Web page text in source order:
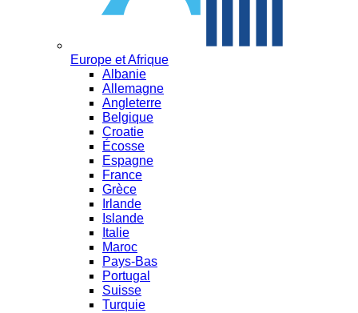
Europe et Afrique
Albanie
Allemagne
Angleterre
Belgique
Croatie
Écosse
Espagne
France
Grèce
Irlande
Islande
Italie
Maroc
Pays-Bas
Portugal
Suisse
Turquie